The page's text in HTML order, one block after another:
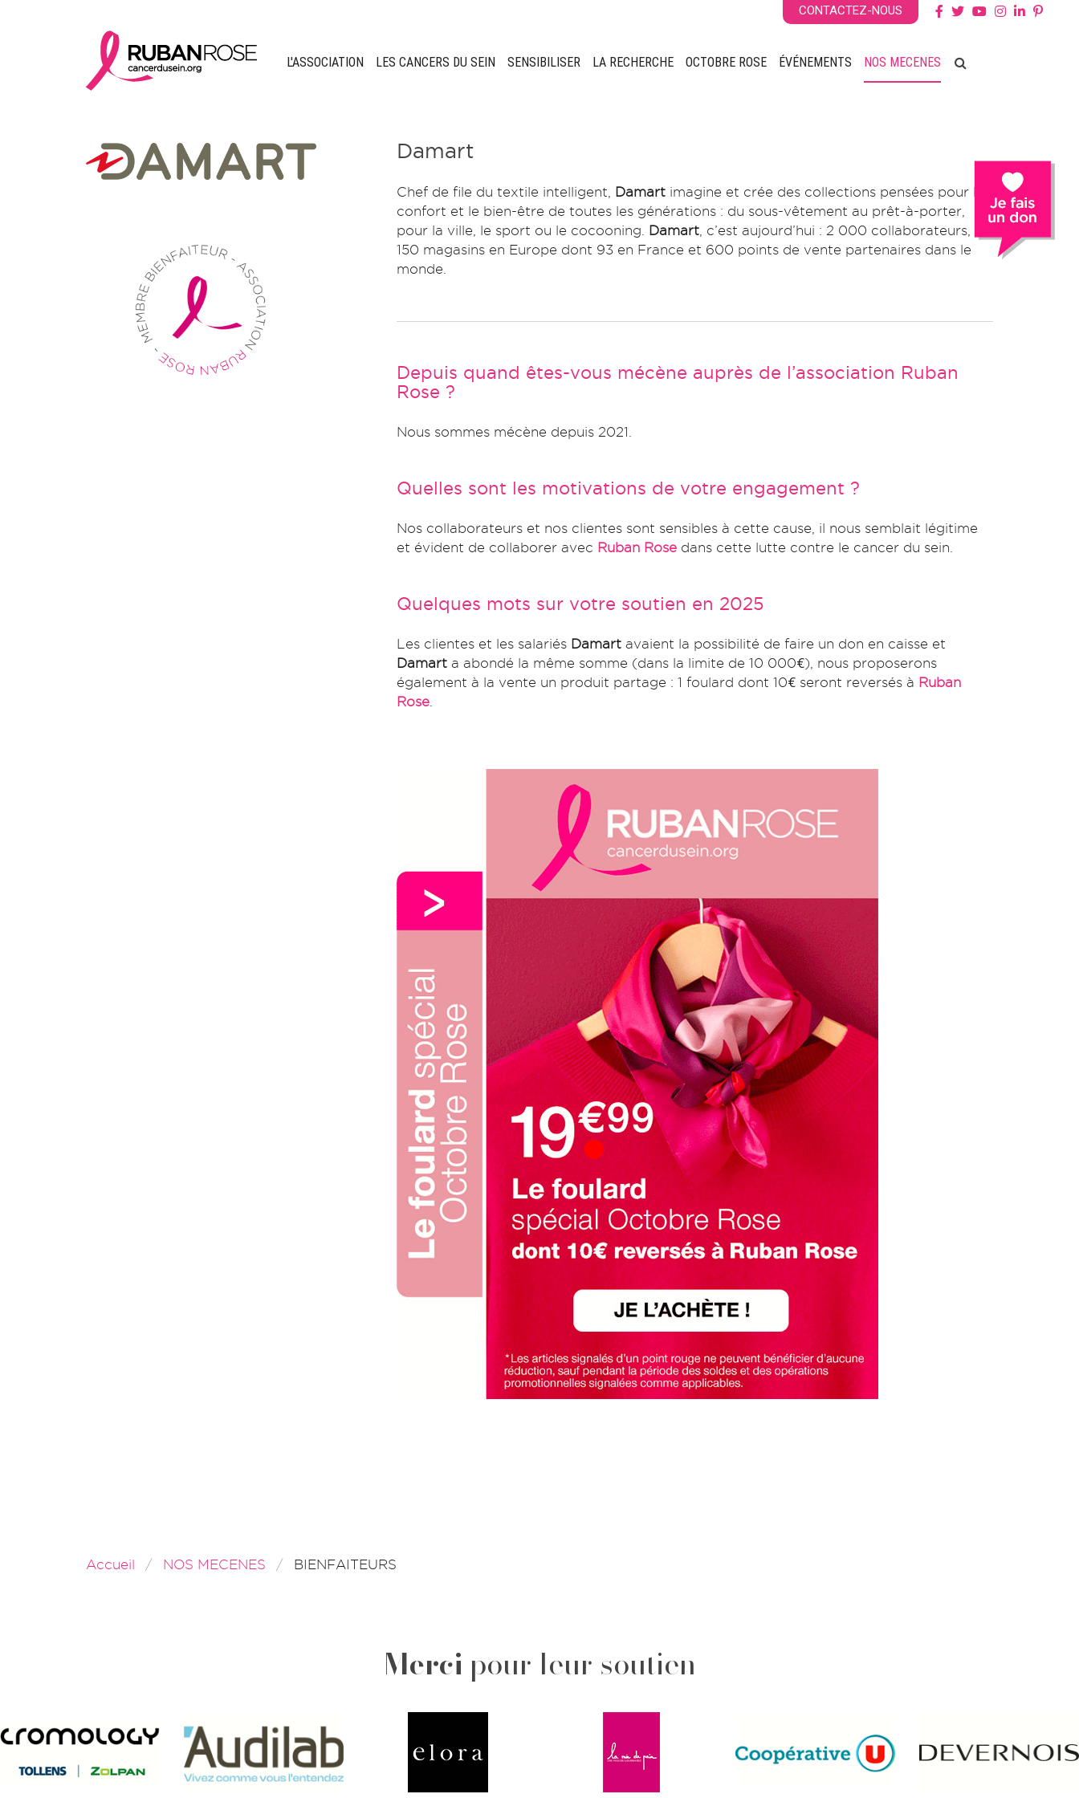
CONTACTEZ-NOUS
L'ASSOCIATION LES CANCERS DU SEIN SENSIBILISER LA RECHERCHE OCTOBRE ROSE ÉVÉNEMENTS NOS MECENES
Damart
Chef de file du textile intelligent, Damartimagine et crée des collections pensées pour le
confort et le bien-être de toutes les générations : du sous-vêtement au prêt-à-porter,
pour la ville, le sport ou le cocooning.
Damart, c’est aujourd’hui : 2 000 collaborateurs,
150 magasins en Europe dont 93 en France et 600 points de vente partenaires dans le
monde.
Depuis quand êtes-vous mécène auprès de l’association Ruban
Rose ?
Nous sommes mécène depuis 2021.
Quelles sont les motivations de votre engagement ?
Nos collaborateurs et nos clientes sont sensibles à cette cause, il nous semblait légitime
et évident de collaborer avec Ruban Rosedans cette lutte contre le cancer du sein.
Quelques mots sur votre soutien en 2025
Les clientes et les salariés Damartavaient la possibilité de faire un don en caisse et
Damarta abondé la même somme (dans la limite de 10 000€), nous proposerons
également à la vente un produit partage : 1 foulard dont 10€ seront reversés à Ruban
Rose.
Accueil NOS MECENES BIENFAITEURS
Merci pour leur soutien